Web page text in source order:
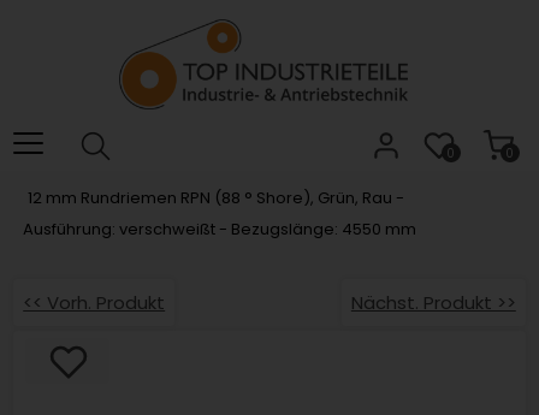
das
Barrierefreiheitsmenü
0
0
12 mm Rundriemen RPN (88 ° Shore), Grün, Rau -
Ausführung: verschweißt - Bezugslänge: 4550 mm
<< Vorh. Produkt Nächst. Produkt >>